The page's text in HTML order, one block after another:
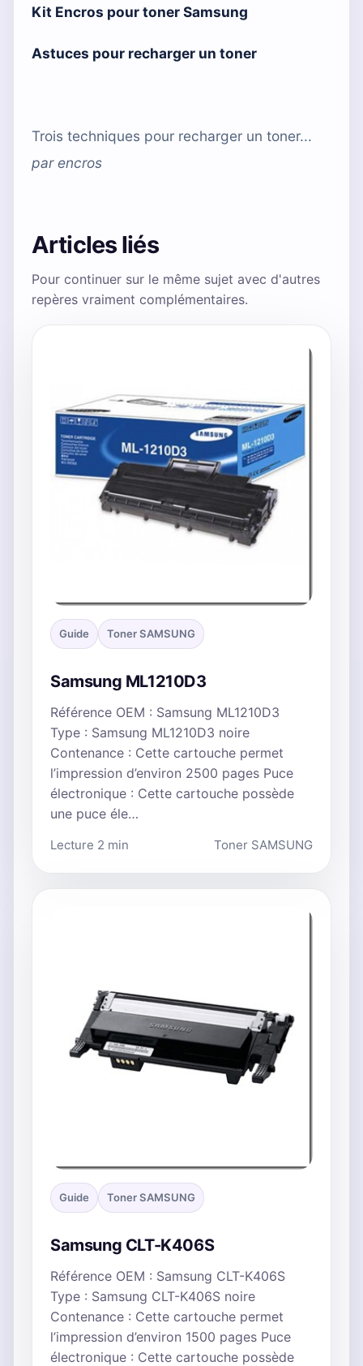
Kit Encros pour toner Samsung
Astuces pour recharger un toner
Trois techniques pour recharger un toner...
parencros
Articles liés
Pour continuer sur le même sujet avec d'autres
repères vraiment complémentaires.
Guide Toner SAMSUNG
Samsung ML1210D3
Référence OEM : Samsung ML1210D3
Type : Samsung ML1210D3 noire
Contenance : Cette cartouche permet
l’impression d’environ 2500 pages Puce
électronique : Cette cartouche possède
une puce éle…
Lecture 2 min Toner SAMSUNG
Guide Toner SAMSUNG
Samsung CLT-K406S
Référence OEM : Samsung CLT-K406S
Type : Samsung CLT-K406S noire
Contenance : Cette cartouche permet
l’impression d’environ 1500 pages Puce
électronique : Cette cartouche possède